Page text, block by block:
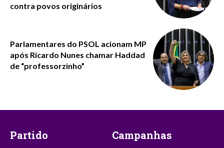
contra povos originários
Parlamentares do PSOL acionam MP
após Ricardo Nunes chamar Haddad
de “professorzinho”
Partido Campanhas